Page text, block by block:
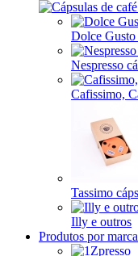
Dolce Gusto
Nespresso
Cafissimo,
Tassimo
Illy e outros
Produtos por marca